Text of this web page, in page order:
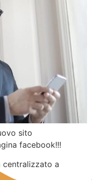
sito
facebook!!!
centralizzato a